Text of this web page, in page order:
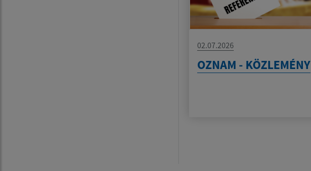
02.07.2026
OZNAM - KÖZLEMÉNY